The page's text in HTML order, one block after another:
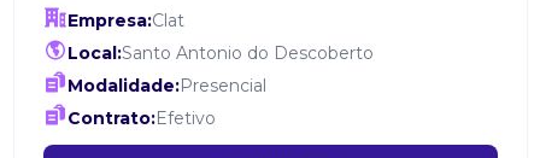
Empresa:Clat
Local:Santo Antonio do Descoberto
Modalidade:Presencial
Contrato:Efetivo